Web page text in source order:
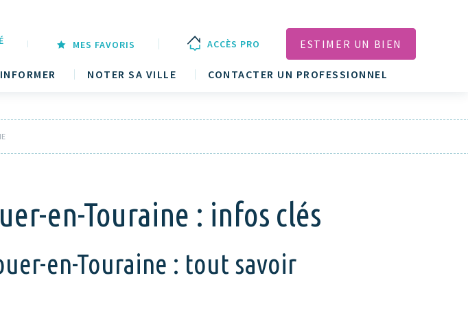
NOTER SA VILLE CONTACTER UN PROFESSIONNEL
MES FAVORIS ACCÈS PRO ESTIMER UN BIEN
en-Touraine : infos clés
en-Touraine : tout savoir